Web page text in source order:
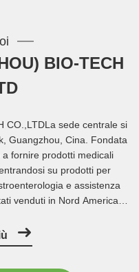
BIO-TECH
CO.,LTDLa sede centrale si
Guangzhou, Cina. Fondata
fornire prodotti medicali
su prodotti per
e assistenza
venduti in Nord America,
13485, e una varietà di